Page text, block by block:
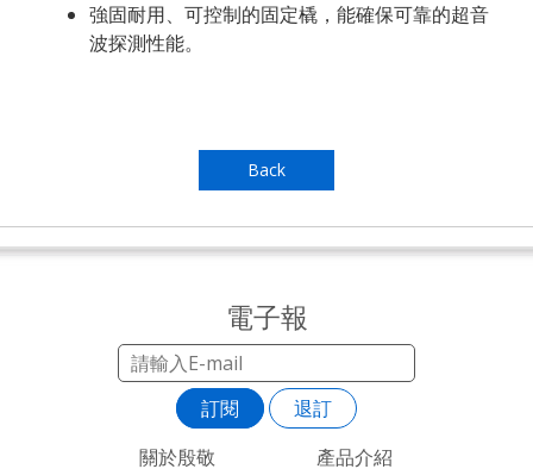
強固耐用、可控制的固定橇，能確保可靠的超音
波探測性能。
Back
關於殷敬 產品介紹
電子報
訂閱 退訂